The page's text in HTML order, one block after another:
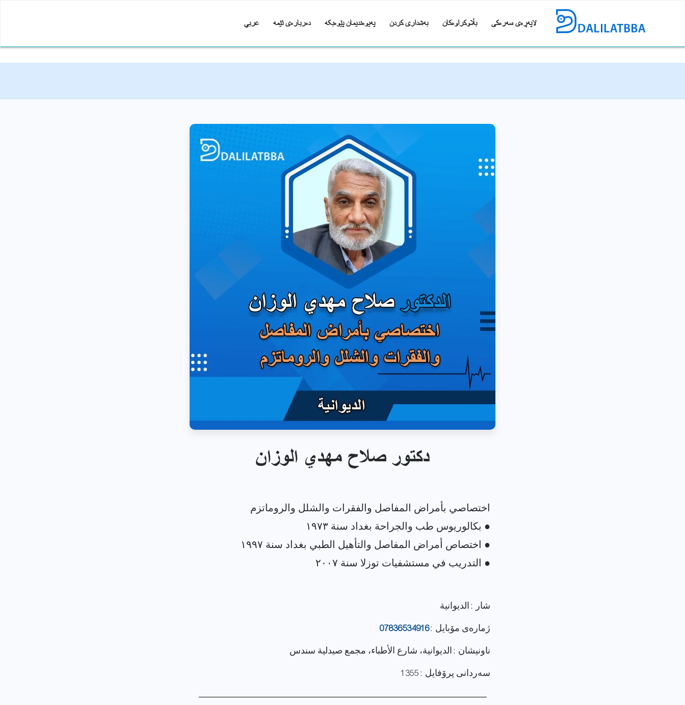
لاپەڕەی سەرەکی بڵاوکراوەکان بەشداری کردن پەیوەندیمان پێوەبکە دەربارەی ئێمە عربي
دكتور صلاح مهدي الوزان
شار : الديوانية
ژماره‌ی مۆبایل :07836534916
ناونيشان : الديوانية، شارع الأطباء، مجمع صيدلية سندس
سەردانی پرۆفایل : 1355